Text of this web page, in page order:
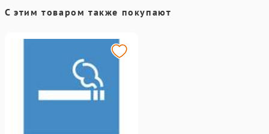
С этим товаром также покупают